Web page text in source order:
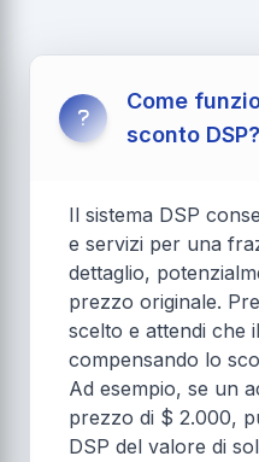
Come
sconto DSP?
Il sistema DSP
e servizi per una
dettaglio,
prezzo originale.
scelto e attendi che
compensando lo
Ad esempio, se un
prezzo di $ 2.000,
DSP del valore di